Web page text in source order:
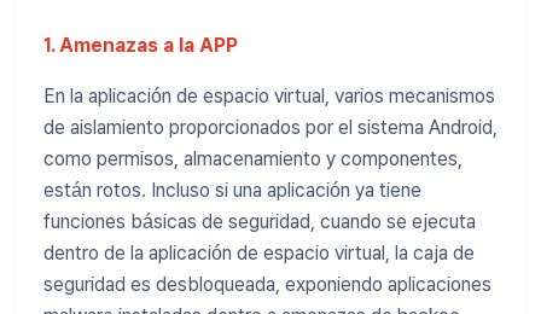
1. Amenazas a la APP
En la aplicación de espacio virtual, varios mecanismos
de aislamiento proporcionados por el sistema Android,
como permisos, almacenamiento y componentes,
están rotos. Incluso si una aplicación ya tiene
funciones básicas de seguridad, cuando se ejecuta
dentro de la aplicación de espacio virtual, la caja de
seguridad es desbloqueada, exponiendo aplicaciones